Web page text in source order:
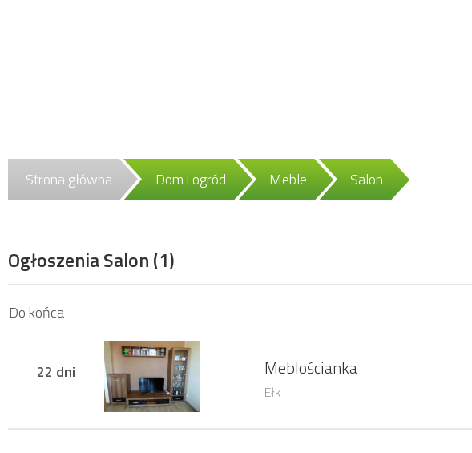
Strona główna Dom i ogród Meble Salon
Ogłoszenia Salon(1)
Do końca
22 dni Meblościanka
Ełk